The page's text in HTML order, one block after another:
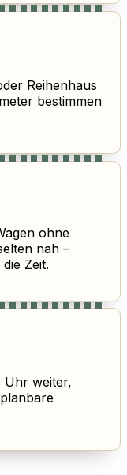
Reihenhaus
bestimmen
ohne
nah –
Zeit.
Uhr weiter,